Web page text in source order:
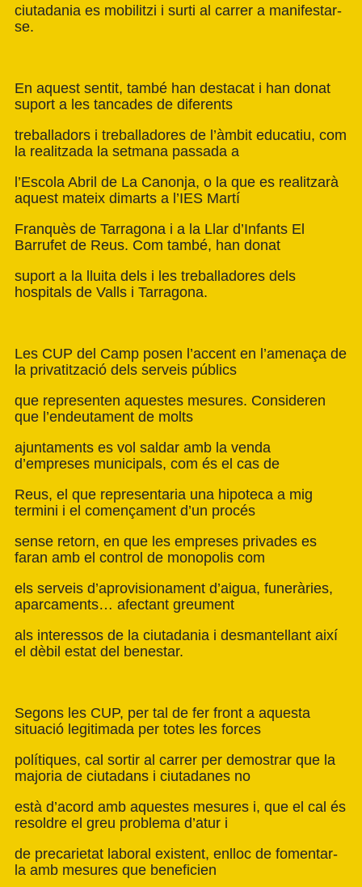
ciutadania es mobilitzi i surti al carrer a manifestar-
se.
En aquest sentit, també han destacat i han donat
suport a les tancades de diferents
treballadors i treballadores de l’àmbit educatiu, com
la realitzada la setmana passada a
l’Escola Abril de La Canonja, o la que es realitzarà
aquest mateix dimarts a l’IES Martí
Franquès de Tarragona i a la Llar d’Infants El
Barrufet de Reus. Com també, han donat
suport a la lluita dels i les treballadores dels
hospitals de Valls i Tarragona.
Les CUP del Camp posen l’accent en l’amenaça de
la privatització dels serveis públics
que representen aquestes mesures. Consideren
que l’endeutament de molts
ajuntaments es vol saldar amb la venda
d’empreses municipals, com és el cas de
Reus, el que representaria una hipoteca a mig
termini i el començament d’un procés
sense retorn, en que les empreses privades es
faran amb el control de monopolis com
els serveis d’aprovisionament d’aigua, funeràries,
aparcaments… afectant greument
als interessos de la ciutadania i desmantellant així
el dèbil estat del benestar.
Segons les CUP, per tal de fer front a aquesta
situació legitimada per totes les forces
polítiques, cal sortir al carrer per demostrar que la
majoria de ciutadans i ciutadanes no
està d’acord amb aquestes mesures i, que el cal és
resoldre el greu problema d’atur i
de precarietat laboral existent, enlloc de fomentar-
la amb mesures que beneficien